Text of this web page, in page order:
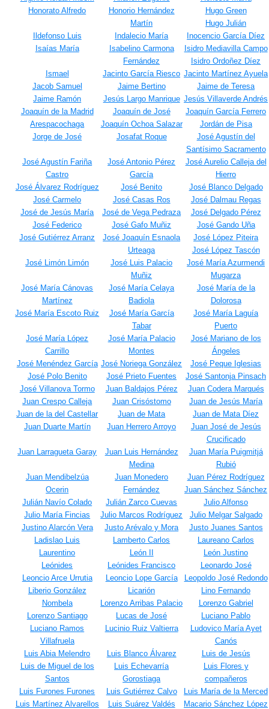
Honorato Alfredo
Honorio Hernández
Martín
Hugo Green
Hugo Julián
Ildefonso Luis
Indalecio María
Inocencio García Díez
Isaías María
Isabelino Carmona
Fernández
Isidro Mediavilla Campo
Isidro Ordoñez Díez
Ismael
Jacinto García Riesco Jacinto Martínez Ayuela
Jacob Samuel
Jaime Bertino
Jaime de Teresa
Jaime Ramón
Jesús Largo Manrique Jesús Villaverde Andrés
Joaquín de la Madrid
Arespacochaga
Joaquín de José
Joaquín García Ferrero
Joaquín Ochoa Salazar
Jordán de Pisa
Jorge de José
Josafat Roque
José Agustín del
Santísimo Sacramento
José Agustín Fariña
Castro
José Antonio Pérez
García
José Aurelio Calleja del
Hierro
José Álvarez Rodríguez
José Benito
José Blanco Delgado
José Carmelo
José Casas Ros
José Dalmau Regas
José de Jesús María
José de Vega Pedraza
José Delgado Pérez
José Federico
José Gafo Muñiz
José Gando Uña
José Gutiérrez Arranz
José Joaquín Esnaola
Urteaga
José López Piteira
José López Tascón
José Limón Limón
José Luis Palacio
Muñiz
José María Azurmendi
Mugarza
José María Cánovas
Martínez
José María Celaya
Badiola
José María de la
Dolorosa
José María Escoto Ruiz
José María García
Tabar
José María Laguía
Puerto
José María López
Carrillo
José María Palacio
Montes
José Mariano de los
Ángeles
José Menéndez García José Noriega González
José Peque Iglesias
José Polo Benito
José Prieto Fuentes
José Santonja Pinsach
José Villanova Tormo
Juan Baldajos Pérez
Juan Codera Marqués
Juan Crespo Calleja
Juan Crisóstomo
Juan de Jesús María
Juan de la del Castellar
Juan de Mata
Juan de Mata Díez
Juan Duarte Martín
Juan Herrero Arroyo
Juan José de Jesús
Crucificado
Juan Larragueta Garay
Juan Luis Hernández
Medina
Juan María Puigmitjá
Rubió
Juan Mendibelzúa
Ocerin
Juan Monedero
Fernández
Juan Pérez Rodríguez
Juan Sánchez Sánchez
Julián Navío Colado
Julián Zarco Cuevas
Julio Alfonso
Julio María Fincias
Julio Marcos Rodríguez
Julio Melgar Salgado
Justino Alarcón Vera
Justo Arévalo y Mora
Justo Juanes Santos
Ladislao Luis
Lamberto Carlos
Laureano Carlos
Laurentino
León II
León Justino
Leónides
Leónides Francisco
Leonardo José
Leoncio Arce Urrutia
Leoncio Lope García
Leopoldo José Redondo
Liberio González
Nombela
Licarión
Lino Fernando
Lorenzo Arribas Palacio
Lorenzo Gabriel
Lorenzo Santiago
Lucas de José
Luciano Pablo
Luciano Ramos
Villafruela
Lucinio Ruiz Valtierra
Ludovico María Ayet
Canós
Luis Abia Melendro
Luis Blanco Álvarez
Luis de Jesús
Luis de Miguel de los
Santos
Luis Echevarría
Gorostiaga
Luis Flores y
compañeros
Luis Furones Furones
Luis Gutiérrez Calvo
Luis María de la Merced
Luis Martínez Alvarellos
Luis Suárez Valdés
Macario Sánchez López